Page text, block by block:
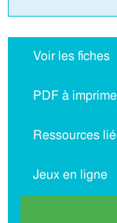
Voir les fiches
PDF à
Ressources
Jeux en ligne